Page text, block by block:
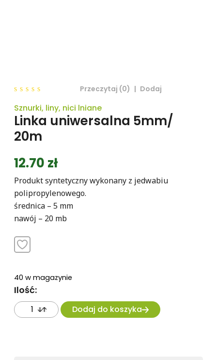
out
of
5
Przeczytaj (0) | Dodaj
Sznurki, liny, nici lniane
Linka uniwersalna 5mm/
20m
12.70 zł
Produkt syntetyczny wykonany z jedwabiu
polipropylenowego.
średnica – 5 mm
nawój – 20 mb
40 w magazynie
Ilość:
Dodaj do koszyka